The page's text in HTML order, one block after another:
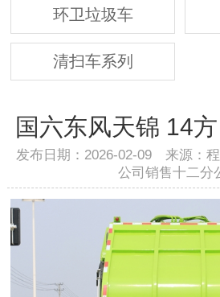
环卫垃圾车
清扫车系列
国六东风天锦 14
发布日期：2026-02-09 来源：
公司销售十二分